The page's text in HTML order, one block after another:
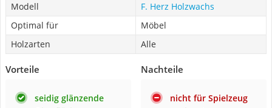
Modell
F. Herz Holzwachs
Optimal für
Möbel
Holzarten
Alle
Vorteile
seidig glänzende
Nachteile
nicht für Spielzeug